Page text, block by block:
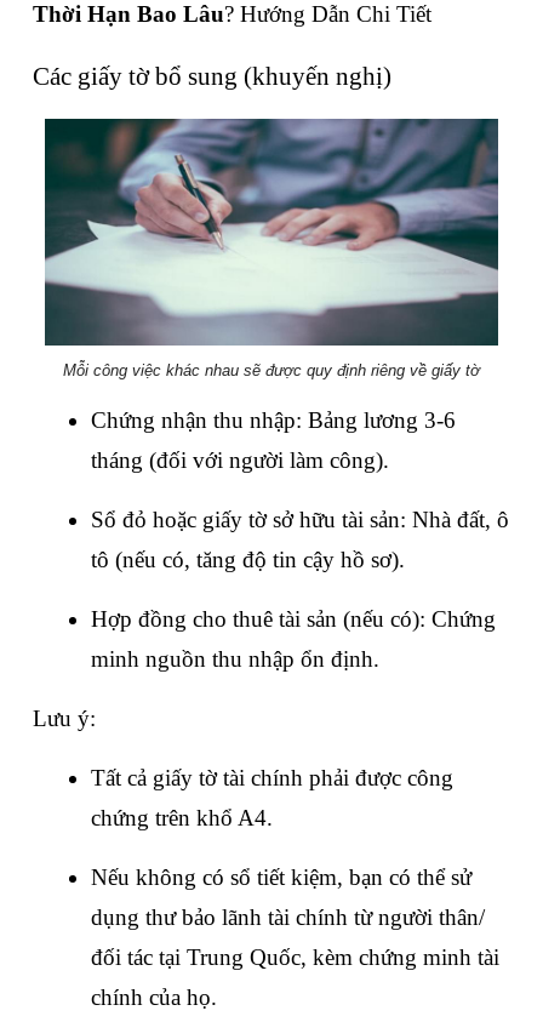
Thời Hạn Bao Lâu? Hướng Dẫn Chi Tiết
Các giấy tờ bổ sung (khuyến nghị)
Mỗi công việc khác nhau sẽ được quy định riêng về giấy tờ
Chứng nhận thu nhập: Bảng lương 3-6
tháng (đối với người làm công).
Sổ đỏ hoặc giấy tờ sở hữu tài sản: Nhà đất, ô
tô (nếu có, tăng độ tin cậy hồ sơ).
Hợp đồng cho thuê tài sản (nếu có): Chứng
minh nguồn thu nhập ổn định.
Lưu ý:
Tất cả giấy tờ tài chính phải được công
chứng trên khổ A4.
Nếu không có sổ tiết kiệm, bạn có thể sử
dụng thư bảo lãnh tài chính từ người thân/
đối tác tại Trung Quốc, kèm chứng minh tài
chính của họ.